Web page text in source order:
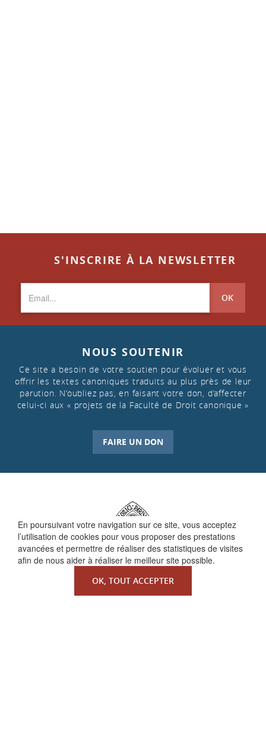
En poursuivant votre navigation sur ce site, vous acceptez
l’utilisation de cookies pour vous proposer des prestations
avancées et permettre de réaliser des statistiques de visites
afin de nous aider à réaliser le meilleur site possible.
OK, TOUT ACCEPTER
S'INSCRIRE À LA NEWSLETTER
OK
NOUS SOUTENIR
Ce site a besoin de votre soutien pour évoluer et vous
offrir les textes canoniques traduits au plus près de leur
parution. N’oubliez pas, en faisant votre don, d’affecter
celui-ci aux « projets de la Faculté de Droit canonique »
FAIRE UN DON